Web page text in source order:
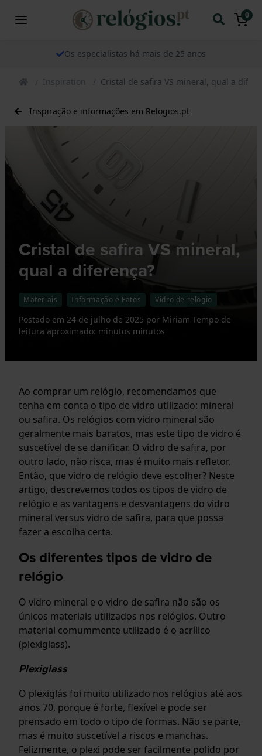
0
Os especialistas há mais de 25 anos
Inspiration Cristal de safira VS mineral, qual a
Inspiração e informações em Relogios.pt
Cristal de safira VS mineral,
qual a diferença?
Materiais Informação e Fatos Vidro de relógio
Postado em 24 de julho de 2025 por Miriam Tempo de
leitura aproximado: minutos minutos
Ao comprar um relógio, recomendamos que
tenha em conta o tipo de vidro utilizado: mineral
ou safira. Os relógios com vidro mineral são
geralmente mais baratos, mas este tipo de vidro é
suscetível de se danificar. O vidro de safira, por
outro lado, não risca, mas é muito mais refletor.
Então, que vidro de relógio deve escolher? Neste
artigo, descrevemos todos os tipos de vidro de
relógio e as vantagens e desvantagens do vidro
mineral versus vidro de safira, para que possa
fazer a escolha certa.
Os diferentes tipos de vidro de
relógio
O vidro mineral e o vidro de safira não são os
únicos materiais utilizados nos relógios. Outro
material comummente utilizado é o acrílico
(plexiglass).
Plexiglass
O plexiglás foi muito utilizado nos relógios até aos
anos 70, porque é forte, flexível e pode ser
prensado em todo o tipo de formas. Não se parte,
mas é muito suscetível a riscos e manchas.
Felizmente, o plexi pode ser facilmente polido por